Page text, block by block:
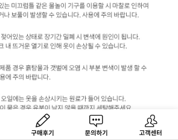
상품후기 문의하기 고객센터